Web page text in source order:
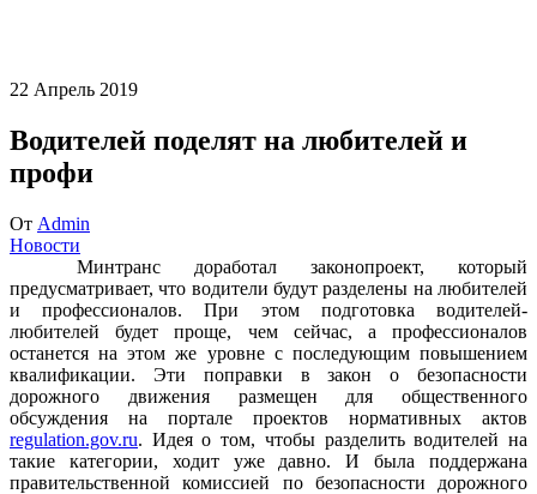
22 Апрель 2019
Водителей поделят на любителей и
профи
От Admin
Новости
Минтранс доработал законопроект, который
предусматривает, что водители будут разделены на любителей
и профессионалов. При этом подготовка водителей-
любителей будет проще, чем сейчас, а профессионалов
останется на этом же уровне с последующим повышением
квалификации. Эти поправки в закон о безопасности
дорожного движения размещен для общественного
обсуждения на портале проектов нормативных актов
regulation.gov.ru. Идея о том, чтобы разделить водителей на
такие категории, ходит уже давно. И была поддержана
правительственной комиссией по безопасности дорожного